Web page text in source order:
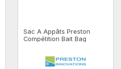
Sac A Appâts Preston
Compétition Bait Bag